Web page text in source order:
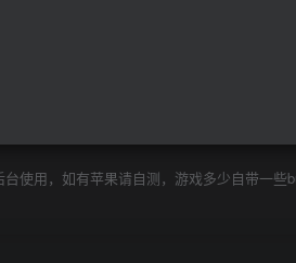
员
使用，如有苹果请自测，游戏多少自带一些